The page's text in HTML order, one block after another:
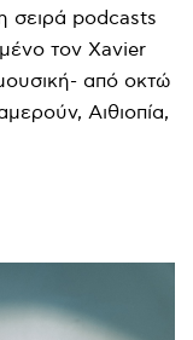
σειρά podcasts
τον Xavier
από οκτώ
Αιθιοπία,